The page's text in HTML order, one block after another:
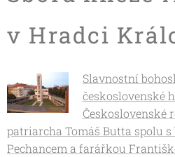
v Hradci
Slavnostní
československé
Československé
patriarcha Tomáš Butta spolu
Pechancem a farářkou